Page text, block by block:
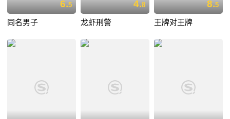
6.5
同名男子
4.8
龙虾刑警
8.5
王牌对王牌